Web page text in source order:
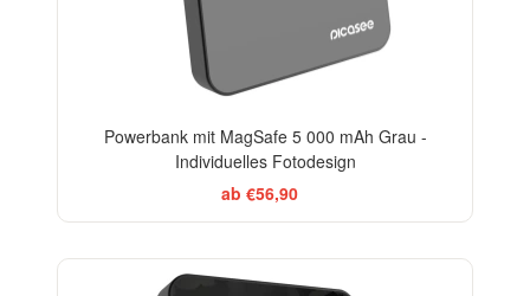
Powerbank mit MagSafe 5 000 mAh Grau -
Individuelles Fotodesign
ab €56,90